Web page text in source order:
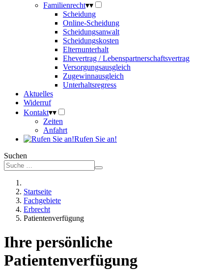
Familienrecht▾▾
Scheidung
Online-Scheidung
Scheidungsanwalt
Scheidungskosten
Elternunterhalt
Ehevertrag / Lebenspartnerschaftsvertrag
Versorgungsausgleich
Zugewinnausgleich
Unterhaltsregress
Aktuelles
Widerruf
Kontakt▾▾
Zeiten
Anfahrt
Rufen Sie an!
Suchen
Startseite
Fachgebiete
Erbrecht
Patientenverfügung
Ihre persönliche
Patientenverfügung